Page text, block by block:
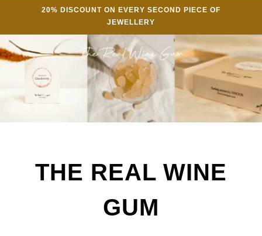
20% DISCOUNT ON EVERY SECOND PIECE OF
JEWELLERY
THE REAL WINE
GUM